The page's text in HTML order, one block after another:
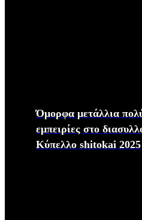
Όμορφα μετάλλια
εμπειρίες στο
Κύπελλο shitokai 2025